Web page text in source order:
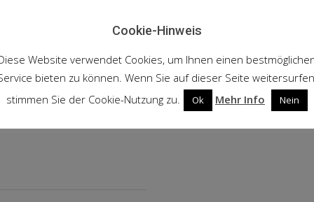
Cookie-Hinweis
Website verwendet Cookies, um Ihnen einen
bieten zu können. Wenn Sie auf dieser Seite
stimmen Sie der Cookie-Nutzung zu.
Ok Mehr Info Nein